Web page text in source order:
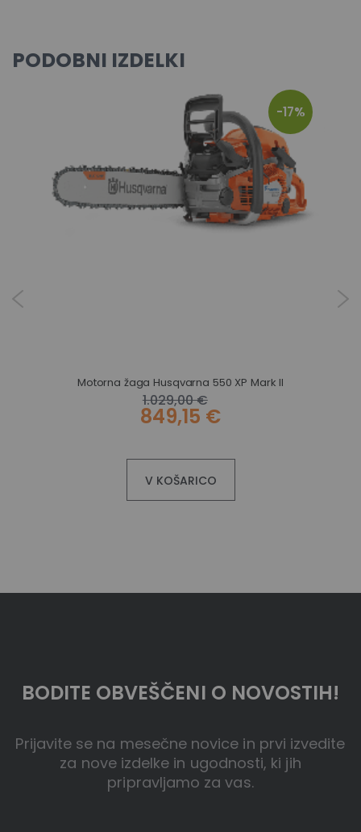
PODOBNI IZDELKI
-17%
Motorna žaga Husqvarna 550 XP Mark II
1.029,00 €
849,15 €
V KOŠARICO
BODITE OBVEŠČENI O NOVOSTIH!
Prijavite se na mesečne novice in prvi izvedite
za nove izdelke in ugodnosti, ki jih
pripravljamo za vas.